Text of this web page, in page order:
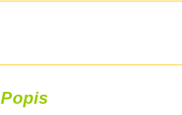
Popis